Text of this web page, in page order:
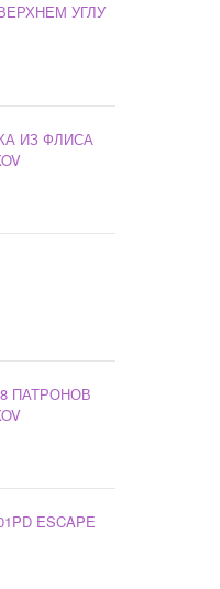
УГЛУ
ИЗ ФЛИСА
ПАТРОНОВ
ESCAPE